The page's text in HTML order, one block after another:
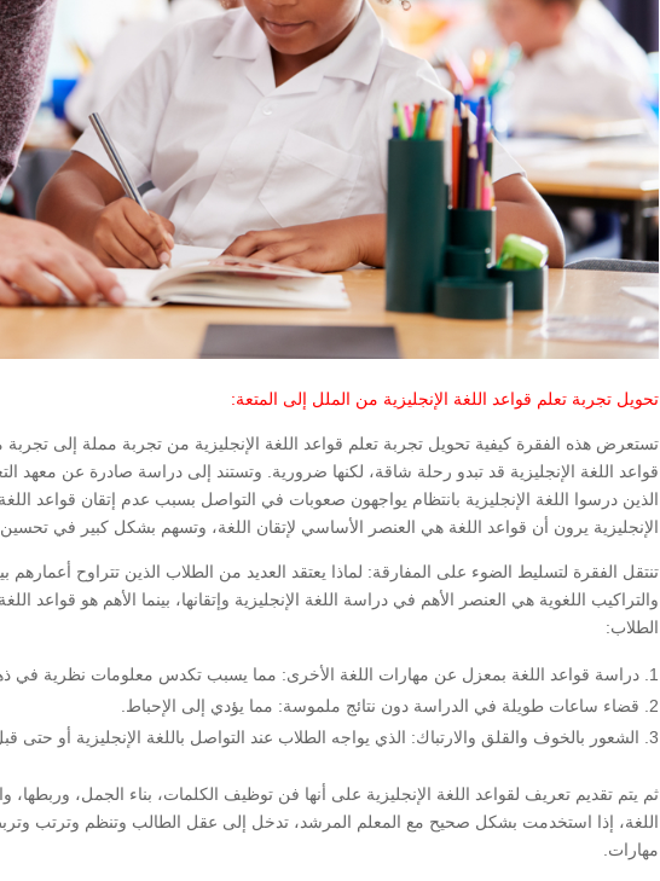
تحويل تجربة تعلم قواعد اللغة الإنجليزية من الملل إلى المتعة:
تستعرض هذه الفقرة كيفية تحويل تجربة تعلم قواعد اللغة الإنجليزية من تجربة مملة إلى تجربة
الإنجليزية يرون أن قواعد اللغة هي العنصر الأساسي لإتقان اللغة، وتسهم بشكل كبير في تحسين
والتراكيب اللغوية هي العنصر الأهم في دراسة اللغة الإنجليزية وإتقانها، بينما الأهم هو قواعد
الطلاب:
دراسة قواعد اللغة بمعزل عن مهارات اللغة الأخرى: مما يسبب تكدس معلومات نظرية في
قضاء ساعات طويلة في الدراسة دون نتائج ملموسة: مما يؤدي إلى الإحباط.
الشعور بالخوف والقلق والارتباك: الذي يواجه الطلاب عند التواصل باللغة الإنجليزية أو حتى
ثم يتم تقديم تعريف لقواعد اللغة الإنجليزية على أنها فن توظيف الكلمات، بناء الجمل،
اللغة، إذا استخدمت بشكل صحيح مع المعلم المرشد، تدخل إلى عقل الطالب وتنظم وترتب
مهارات.